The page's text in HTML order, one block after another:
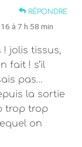
RÉPONDRE
à 7 h 58 min
! jolis tissus,
fait ! s’il
pas…
la sortie
trop trop
on